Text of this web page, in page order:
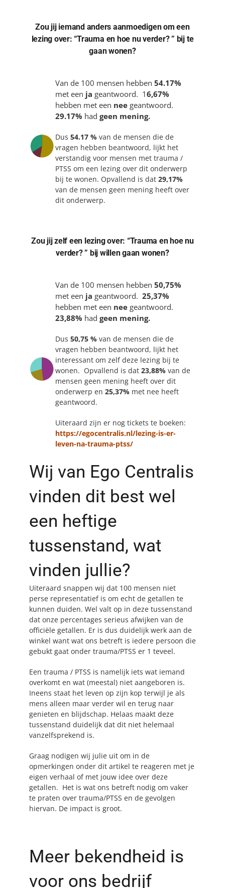
Zou jij iemand anders aanmoedigen om een
lezing over: “Trauma en hoe nu verder? ” bij te
gaan wonen?
Van de 100 mensen hebben 54.17%
met een ja geantwoord. 16,67%
hebben met een nee geantwoord.
29.17% had geen mening.
Dus 54.17 %van de mensen die de
vragen hebben beantwoord, lijkt het
verstandig voor mensen met trauma /
PTSS om een lezing over dit onderwerp
bij te wonen. Opvallend is dat 29,17%
van de mensen geen mening heeft over
dit onderwerp.
Zou jij zelf een lezing over: “Trauma en hoe nu
verder? ” bij willen gaan wonen?
Van de 100 mensen hebben 50,75%
met een ja geantwoord. 25,37%
hebben met een nee geantwoord.
23,88% had geen mening.
Dus 50,75 %van de mensen die de
vragen hebben beantwoord, lijkt het
interessant om zelf deze lezing bij te
wonen. Opvallend is dat 23,88%van de
mensen geen mening heeft over dit
onderwerp en 25,37% met nee heeft
geantwoord.
Uiteraard zijn er nog tickets te boeken:
https://egocentralis.nl/lezing-is-er-
leven-na-trauma-ptss/
Wij van Ego Centralis
vinden dit best wel
een heftige
tussenstand, wat
vinden jullie?
Uiteraard snappen wij dat 100 mensen niet
perse representatief is om echt de getallen te
kunnen duiden. Wel valt op in deze tussenstand
dat onze percentages serieus afwijken van de
officiële getallen. Er is dus duidelijk werk aan de
winkel want wat ons betreft is iedere persoon die
gebukt gaat onder trauma/PTSS er 1 teveel.
Een trauma / PTSS is namelijk iets wat iemand
overkomt en wat (meestal) niet aangeboren is.
Ineens staat het leven op zijn kop terwijl je als
mens alleen maar verder wil en terug naar
genieten en blijdschap. Helaas maakt deze
tussenstand duidelijk dat dit niet helemaal
vanzelfsprekend is.
Graag nodigen wij julie uit om in de
opmerkingen onder dit artikel te reageren met je
eigen verhaal of met jouw idee over deze
getallen. Het is wat ons betreft nodig om vaker
te praten over trauma/PTSS en de gevolgen
hiervan. De impact is groot.
Meer bekendheid is
voor ons bedrijf